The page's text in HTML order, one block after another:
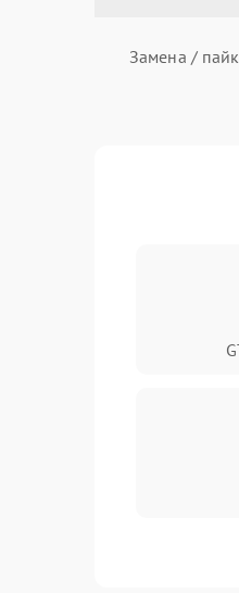
Замена /
Ремонт
Ремонт